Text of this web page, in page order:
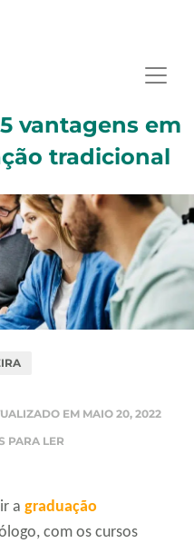
vantagens em
tradicional
EM MAIO 20, 2022
PARA LER
a graduação
com os cursos